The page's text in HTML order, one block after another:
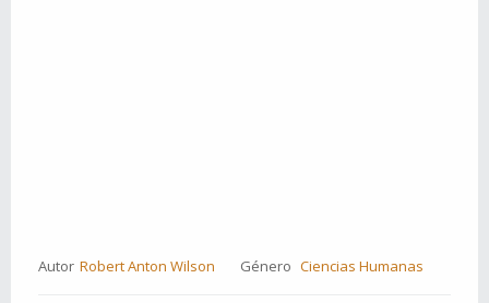
Autor Robert Anton Wilson Género Ciencias Humanas